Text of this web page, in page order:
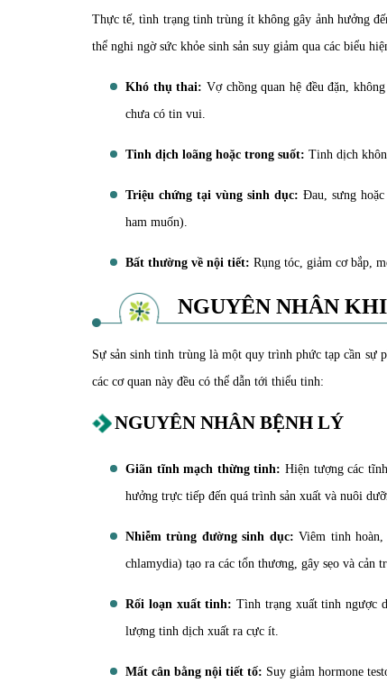
Thực tế, tình trạng tinh trùng ít không gây ảnh hưởng
thể nghi ngờ sức khỏe sinh sản suy giảm qua các biểu
Khó thụ thai: Vợ chồng quan hệ đều đặn,
chưa có tin vui.
Tinh dịch loãng hoặc trong suốt: Tinh dịch
Triệu chứng tại vùng sinh dục: Đau, sưng
ham muốn).
Bất thường về nội tiết: Rụng tóc, giảm cơ bắp,
NGUYÊN NHÂN
Sự sản sinh tinh trùng là một quy trình phức tạp cần
các cơ quan này đều có thể dẫn tới thiểu tinh:
NGUYÊN NHÂN BỆNH LÝ
Giãn tĩnh mạch thừng tinh: Hiện tượng các
hưởng trực tiếp đến quá trình sản xuất và nuôi
Nhiễm trùng đường sinh dục: Viêm tinh
chlamydia) tạo ra các tổn thương, gây sẹo và cản
Rối loạn xuất tinh: Tình trạng xuất tinh ngược
lượng tinh dịch xuất ra cực ít.
Mất cân bằng nội tiết tố: Suy giảm hormone